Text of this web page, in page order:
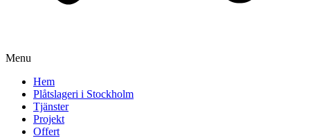
Menu
Hem
Plåtslageri i Stockholm
Tjänster
Projekt
Offert